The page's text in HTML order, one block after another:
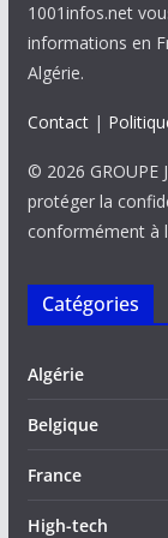
1001infos.net
informations en
Algérie.
Contact|
© 2026 GROUPE
protéger la
conformément à
Catégories
Algérie
Belgique
France
High-tech